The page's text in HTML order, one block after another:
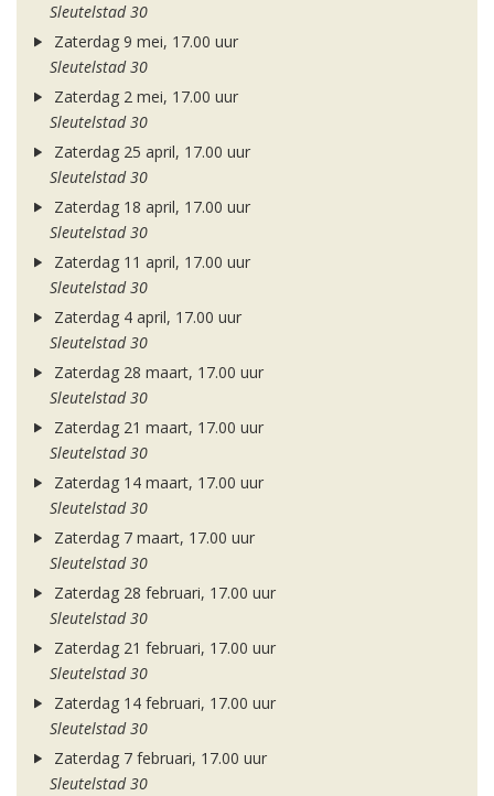
Sleutelstad 30
Zaterdag 9 mei, 17.00 uur
Sleutelstad 30
Zaterdag 2 mei, 17.00 uur
Sleutelstad 30
Zaterdag 25 april, 17.00 uur
Sleutelstad 30
Zaterdag 18 april, 17.00 uur
Sleutelstad 30
Zaterdag 11 april, 17.00 uur
Sleutelstad 30
Zaterdag 4 april, 17.00 uur
Sleutelstad 30
Zaterdag 28 maart, 17.00 uur
Sleutelstad 30
Zaterdag 21 maart, 17.00 uur
Sleutelstad 30
Zaterdag 14 maart, 17.00 uur
Sleutelstad 30
Zaterdag 7 maart, 17.00 uur
Sleutelstad 30
Zaterdag 28 februari, 17.00 uur
Sleutelstad 30
Zaterdag 21 februari, 17.00 uur
Sleutelstad 30
Zaterdag 14 februari, 17.00 uur
Sleutelstad 30
Zaterdag 7 februari, 17.00 uur
Sleutelstad 30